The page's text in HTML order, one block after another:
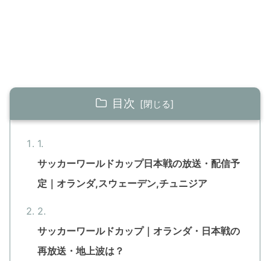
目次
サッカーワールドカップ日本戦の放送・配信予
定｜オランダ,スウェーデン,チュニジア
サッカーワールドカップ｜オランダ・日本戦の
再放送・地上波は？